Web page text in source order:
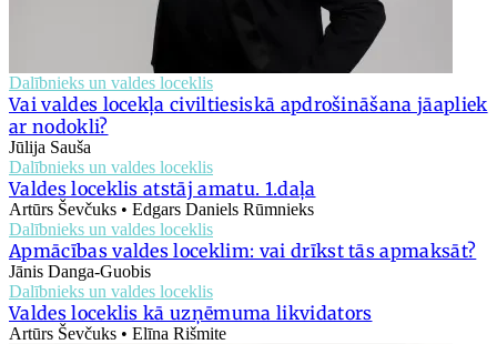
Dalībnieks un valdes loceklis
Vai valdes locekļa civiltiesiskā apdrošināšana jāapliek
ar nodokli?
Jūlija Sauša
Dalībnieks un valdes loceklis
Valdes loceklis atstāj amatu. 1.daļa
Artūrs Ševčuks • Edgars Daniels Rūmnieks
Dalībnieks un valdes loceklis
Apmācības valdes loceklim: vai drīkst tās apmaksāt?
Jānis Danga-Guobis
Dalībnieks un valdes loceklis
Valdes loceklis kā uzņēmuma likvidators
Artūrs Ševčuks • Elīna Rišmite